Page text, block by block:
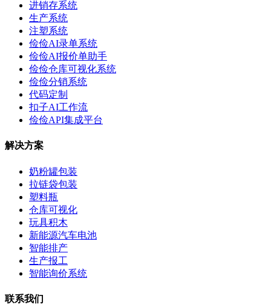
进销存系统
生产系统
注塑系统
俭俭AI录单系统
俭俭AI报价单助手
俭俭仓库可视化系统
俭俭分销系统
代码定制
扣子AI工作流
俭俭API集成平台
解决方案
奶粉罐包装
拉链袋包装
塑料瓶
仓库可视化
玩具积木
新能源汽车电池
智能排产
生产报工
智能询价系统
联系我们